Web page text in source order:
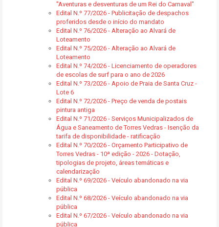
"Aventuras e desventuras de um Rei do Carnaval"
Edital N.º 77/2026 - Publicitação de despachos
proferidos desde o início do mandato
Edital N.º 76/2026 - Alteração ao Alvará de
Loteamento
Edital N.º 75/2026 - Alteração ao Alvará de
Loteamento
Edital N.º 74/2026 - Licenciamento de operadores
de escolas de surf para o ano de 2026
Edital N.º 73/2026 - Apoio de Praia de Santa Cruz -
Lote 6
Edital N.º 72/2026 - Preço de venda de postais
pintura antiga
Edital N.º 71/2026 - Serviços Municipalizados de
Água e Saneamento de Torres Vedras - Isenção da
tarifa de disponibilidade - ratificação
Edital N.º 70/2026 - Orçamento Participativo de
Torres Vedras - 10ª edição - 2026 - Dotação,
tipologias de projeto, áreas temáticas e
calendarização
Edital N.º 69/2026 - Veículo abandonado na via
pública
Edital N.º 68/2026 - Veículo abandonado na via
pública
Edital N.º 67/2026 - Veículo abandonado na via
pública